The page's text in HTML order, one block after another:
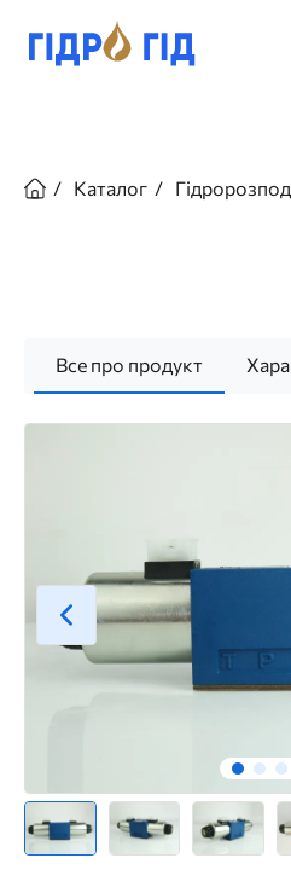
основного
Каталог
Все про продукт